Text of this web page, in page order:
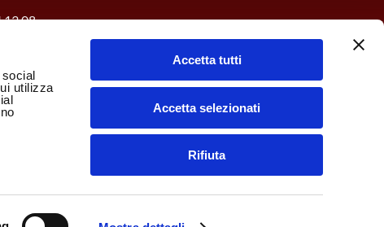
utilizza
Accetta tutti
Accetta selezionati
Rifiuta
al giovedì: 12/14:30 – 19/23:00
e sabato: 12/14:30 – 19/23:30
12/14:30 – 19/23:00
PER INVIARE UNA MAIL
gratuito (prime 2 ore) per tutti i nostri clienti
di Via Castelvetro, 24.